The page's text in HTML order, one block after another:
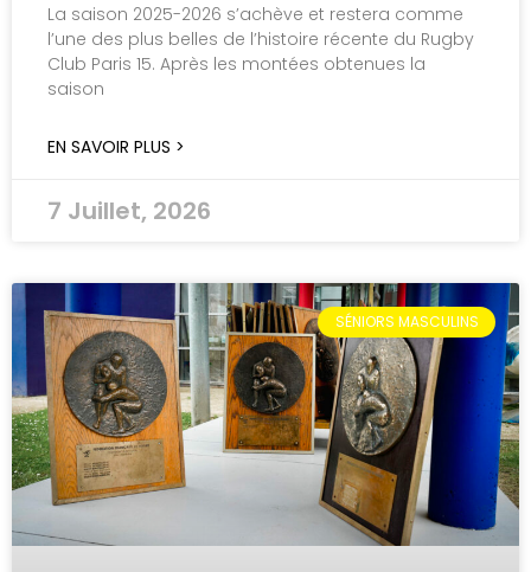
La saison 2025-2026 s’achève et restera comme
l’une des plus belles de l’histoire récente du Rugby
Club Paris 15. Après les montées obtenues la
saison
EN SAVOIR PLUS >
7 Juillet, 2026
SÉNIORS MASCULINS